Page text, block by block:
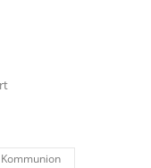
Kommunion